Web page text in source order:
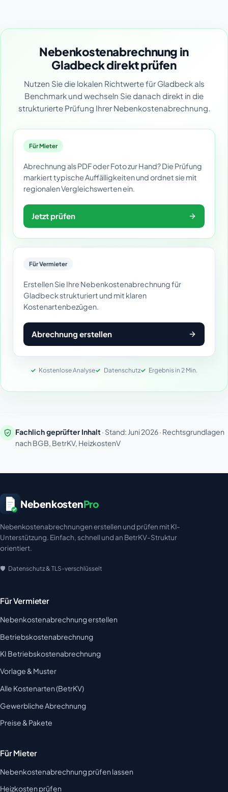
Nebenkostenabrechnung in
Gladbeck direkt prüfen
Nutzen Sie die lokalen Richtwerte für Gladbeck als
Benchmark und wechseln Sie danach direkt in die
strukturierte Prüfung Ihrer Nebenkostenabrechnung.
Für Mieter
Abrechnung als PDF oder Foto zur Hand? Die Prüfung
markiert typische Auffälligkeiten und ordnet sie mit
regionalen Vergleichswerten ein.
Jetzt prüfen
Für Vermieter
Erstellen Sie Ihre Nebenkostenabrechnung für
Gladbeck strukturiert und mit klaren
Kostenartenbezügen.
Abrechnung erstellen
Kostenlose Analyse Datenschutz Ergebnis in 2 Min.
Fachlich geprüfter Inhalt· Stand: Juni 2026 · Rechtsgrundlagen
nach BGB, BetrKV, HeizkostenV
NebenkostenPro
Nebenkostenabrechnungen erstellen und prüfen mit KI-
Unterstützung. Einfach, schnell und an BetrKV-Struktur
orientiert.
Datenschutz & TLS-verschlüsselt
Für Vermieter
Nebenkostenabrechnung erstellen
Betriebskostenabrechnung
KI Betriebskostenabrechnung
Vorlage & Muster
Alle Kostenarten (BetrKV)
Gewerbliche Abrechnung
Preise & Pakete
Für Mieter
Nebenkostenabrechnung prüfen lassen
Heizkosten prüfen